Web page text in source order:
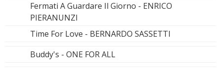
Fermati A Guardare Il Giorno - ENRICO
PIERANUNZI
Time For Love - BERNARDO SASSETTI
Buddy's - ONE FOR ALL